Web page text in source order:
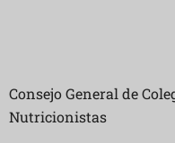
Consejo General de
Nutricionistas